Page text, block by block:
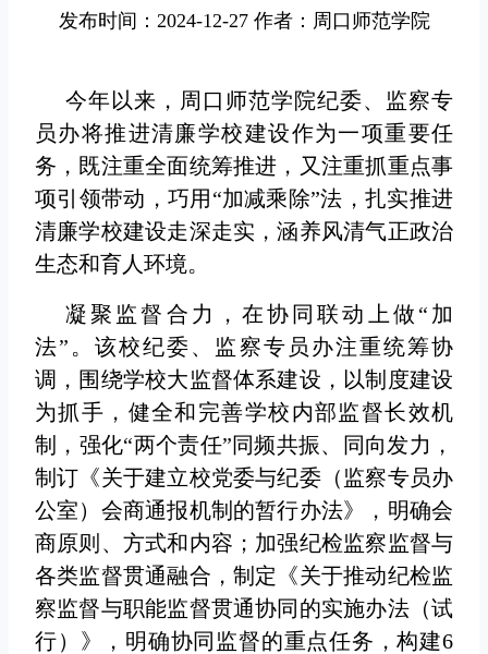
发布时间：2024-12-27 作者：周口师范学院
今年以来，周口师范学院纪委、监察专
员办将推进清廉学校建设作为一项重要任
务，既注重全面统筹推进，又注重抓重点事
项引领带动，巧用“加减乘除”法，扎实推进
清廉学校建设走深走实，涵养风清气正政治
生态和育人环境。
凝聚监督合力，在协同联动上做“加
法”。该校纪委、监察专员办注重统筹协
调，围绕学校大监督体系建设，以制度建设
为抓手，健全和完善学校内部监督长效机
制，强化“两个责任”同频共振、同向发力，
制订《关于建立校党委与纪委（监察专员办
公室）会商通报机制的暂行办法》，明确会
商原则、方式和内容；加强纪检监察监督与
各类监督贯通融合，制定《关于推动纪检监
察监督与职能监督贯通协同的实施办法（试
行）》，明确协同监督的重点任务，构建6